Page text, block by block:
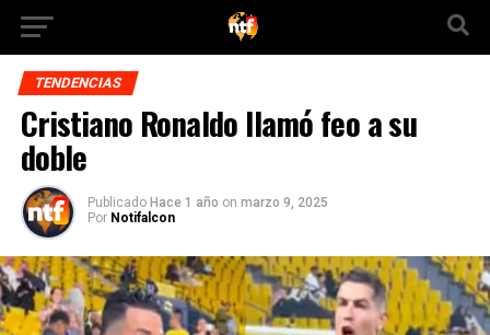
TENDENCIAS
Cristiano Ronaldo llamó feo a su
doble
Publicado Hace 1 año on marzo 9, 2025
Por Notifalcon